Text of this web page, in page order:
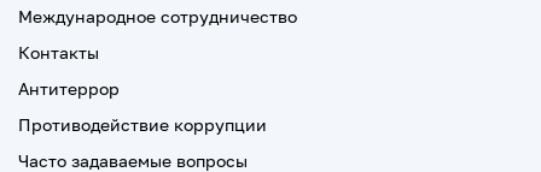
Международное сотрудничество
Контакты
Антитеррор
Противодействие коррупции
Часто задаваемые вопросы